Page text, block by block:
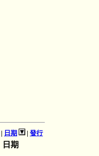
| 日期 | 發行
日期